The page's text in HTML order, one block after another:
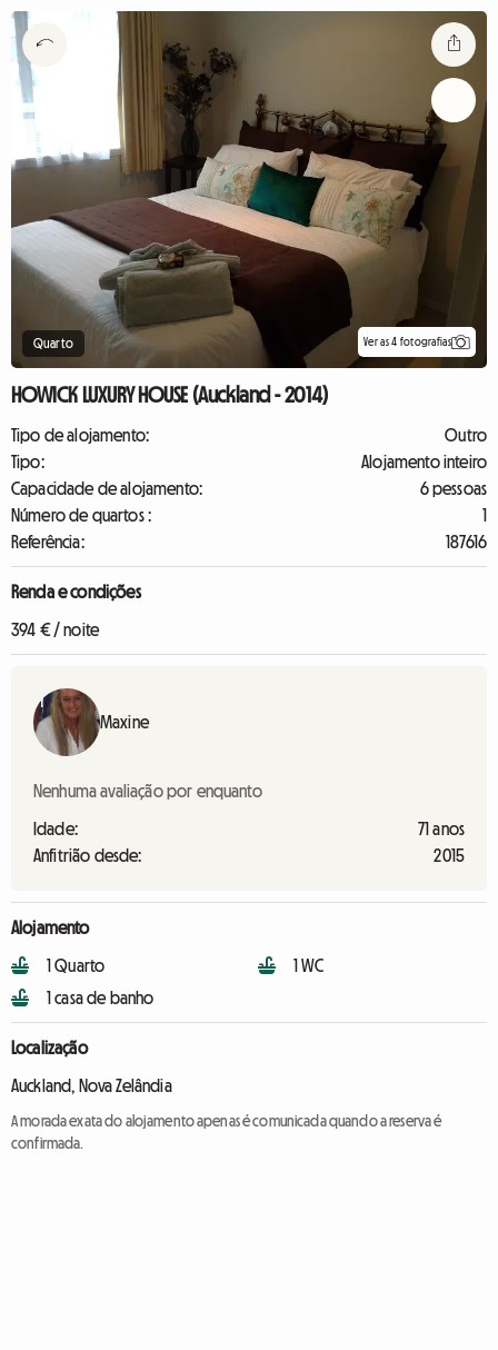
Quarto Ver as 4 fotografias
HOWICK LUXURY HOUSE (Auckland - 2014)
Tipo de alojamento:
Outro
Tipo:
Alojamento inteiro
Capacidade de alojamento:
6 pessoas
Número de quartos :
1
Referência:
187616
Renda e condições
394 € / noite
Maxine
Nenhuma avaliação por enquanto
Idade:
71 anos
Anfitrião desde:
2015
Alojamento
1 Quarto
1 casa de banho
1 WC
Localização
Auckland, Nova Zelândia
A morada exata do alojamento apenas é comunicada quando a reserva é
confirmada.